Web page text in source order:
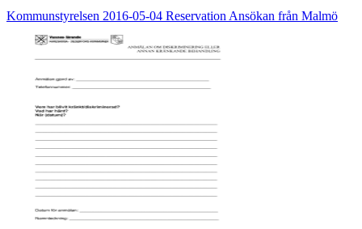
Kommunstyrelsen 2016-05-04 Reservation Ansökan från Malmö